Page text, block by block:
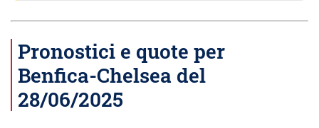
Pronostici e quote per
Benfica-Chelsea del
28/06/2025